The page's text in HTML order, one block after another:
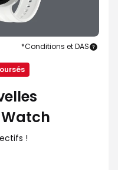
*Conditions et DAS
!